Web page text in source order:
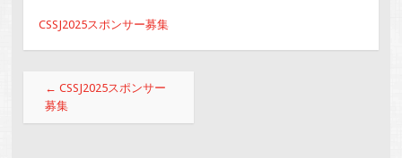
CSSJ2025スポンサー募集
投稿ナビゲーション
← CSSJ2025スポンサー
募集